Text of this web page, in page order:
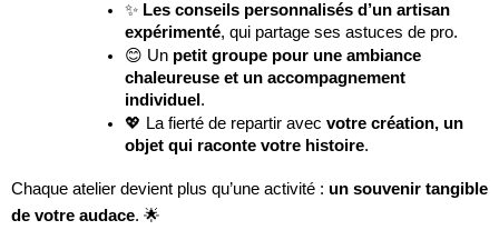
✨ Les conseils personnalisés d’un artisan
expérimenté, qui partage ses astuces de pro.
😊 Un petit groupe pour une ambiance
chaleureuse et un accompagnement
individuel .
💖 La fierté de repartir avec votre création, un
objet qui raconte votre histoire.
Chaque atelier devient plus qu’une activité : un souvenir tangible
de votre audace. 🌟